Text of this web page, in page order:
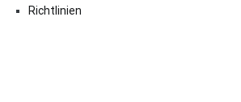
Richtlinien